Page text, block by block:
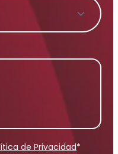
de Privacidad*